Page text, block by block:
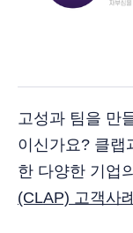
고성과 팀을 만
이신가요? 클랩
한 다양한 기업
(CLAP) 고객사